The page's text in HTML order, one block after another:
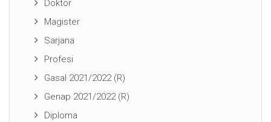
Doktor
Magister
Sarjana
Profesi
Gasal 2021/2022 (R)
Genap 2021/2022 (R)
Diploma